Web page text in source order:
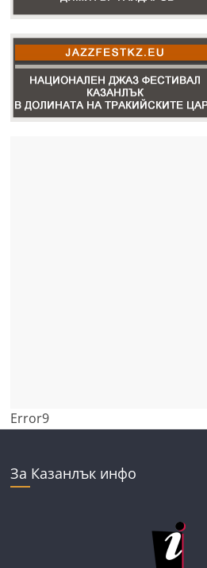
Error9
За Казанлък инфо